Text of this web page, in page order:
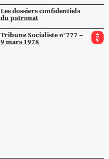
Les dossiers confidentiels
du patronat
Tribune Socialiste n°777 –
9 mars 1978 PDF